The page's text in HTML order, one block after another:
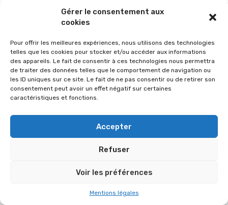
Gérer le consentement aux
cookies
Pour offrir les meilleures expériences, nous utilisons des technologies
telles que les cookies pour stocker et/ou accéder aux informations
des appareils. Le fait de consentir à ces technologies nous permettra
de traiter des données telles que le comportement de navigation ou
les ID uniques sur ce site. Le fait de ne pas consentir ou de retirer son
consentement peut avoir un effet négatif sur certaines
caractéristiques et fonctions.
Accepter
Refuser
Voir les préférences
Mentions légales
© 2026 Im-presse. Tous droits réservés.